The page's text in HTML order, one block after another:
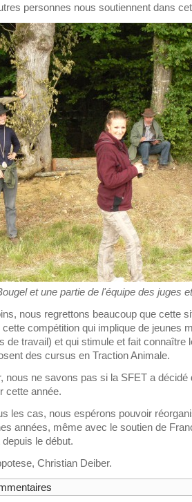
personnes nous soutiennent dans
et une partie de l'équipe des juges
nous regrettons beaucoup que cette
cette compétition qui implique de jeunes
de travail) et qui stimule et fait connaître
des cursus en Traction Animale.
nous ne savons pas si la SFET a décidé
cette année.
les cas, nous espérons pouvoir
années, même avec le soutien de
depuis le début.
Christian Deiber.